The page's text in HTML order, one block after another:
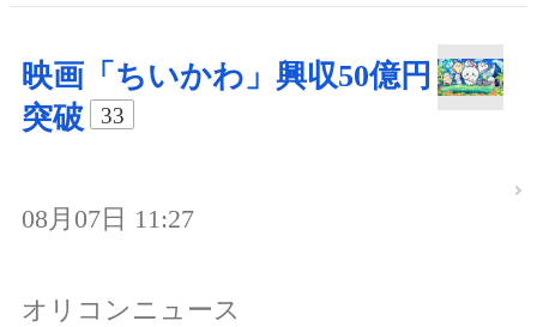
映画「ちいかわ」興収50億円
突破
33
08月07日 11:27
オリコンニュース